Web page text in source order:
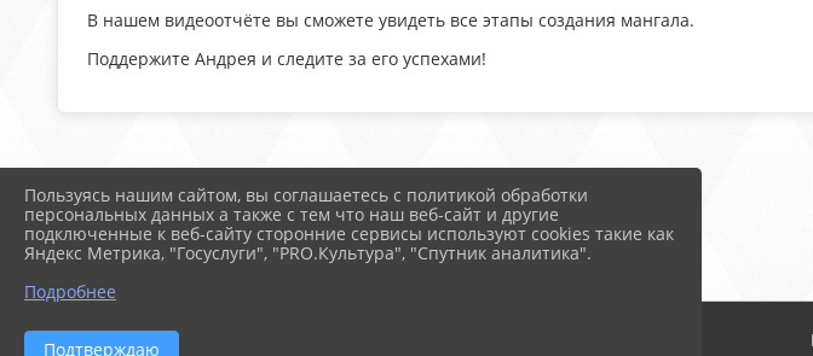
В нашем видеоотчёте вы сможете увидеть все этапы создания мангала.
Поддержите Андрея и следите за его успехами!
2026 г. arspik.ru
Пользуясь нашим сайтом, вы соглашаетесь с политикой обработки
персональных данных а также с тем что наш веб-сайт и другие
подключенные к веб-сайту сторонние сервисы используют cookies такие как
Яндекс Метрика, "Госуслуги", "PRO.Культура", "Спутник аналитика".
Подробнее
Подтверждаю